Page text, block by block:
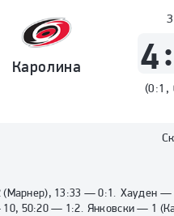
Каролина 4:
(0:1,
(Марнер), 13:33 —0:1. Хауден —
10, 50:20— 1:2. Янковски— 1 (